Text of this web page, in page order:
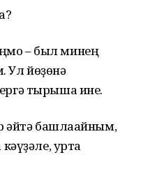
– был минең
Ул йөҙөнә
тырыша ине.
башлағайным,
урта